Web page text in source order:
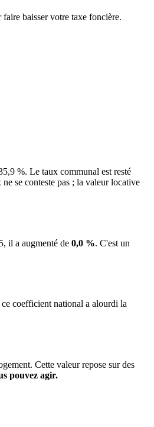
baisser votre taxe foncière.
%. Le taux communal est resté
se conteste pas ; la valeur locative
il a augmenté de 0,0 %. C'est un
coefficient national a alourdi la
Cette valeur repose sur des
pouvez agir.